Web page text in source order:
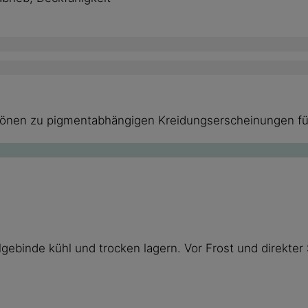
kühl und trocken lagern. Vor Frost und
zu pigmentabhängigen Kreidungserscheinungen